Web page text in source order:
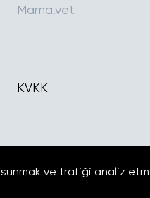
Mama.vet
KVKK
ve trafiği analiz